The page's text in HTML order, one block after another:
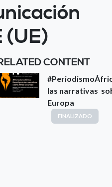
CONTENT
las narrativas
Europa
FINALIZADO